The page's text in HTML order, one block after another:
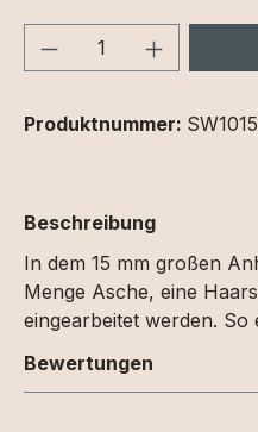
Produkt Anzahl:
Produktnummer:
Beschreibung
In dem 15 mm großen
Menge Asche, eine
eingearbeitet werden. So
Bewertungen